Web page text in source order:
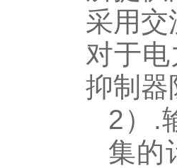
采用交
对于
抑制器
2 ） .
集的